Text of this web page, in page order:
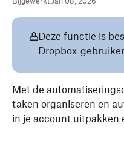
Deze functie is
Dropbox-
Met de
taken organiseren en
in je account uitpakken